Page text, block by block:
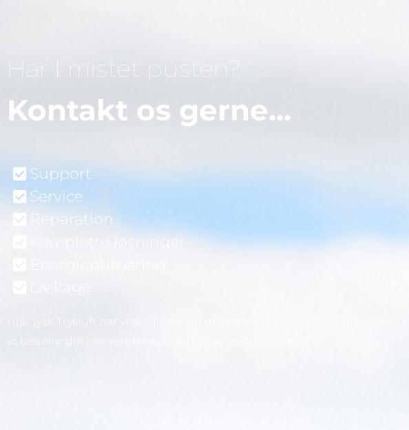
Har I mistet pusten?
Kontakt os gerne...
Support
Service
Reparation
Komplette løsninger
Hos Jysk Trykluft har vi solid erfaring med alle former for trykluft, vi sidder
at besvare din henvendelse, hvis du har brug for hjælp.